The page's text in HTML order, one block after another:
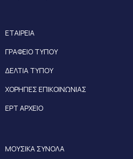
ΕΤΑΙΡΕΙΑ
ΓΡΑΦΕΙΟ ΤΥΠΟΥ
ΔΕΛΤΙΑ ΤΥΠΟΥ
ΧΟΡΗΓΙΕΣ ΕΠΙΚΟΙΝΩΝΙΑΣ
ΕΡΤ ΑΡΧΕΙΟ
ΜΟΥΣΙΚΑ ΣΥΝΟΛΑ